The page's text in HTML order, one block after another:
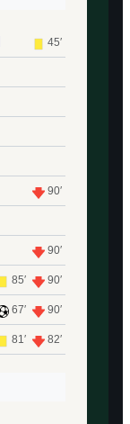
45′
90′
90′
85′ 90′
67′ 90′
81′ 82′